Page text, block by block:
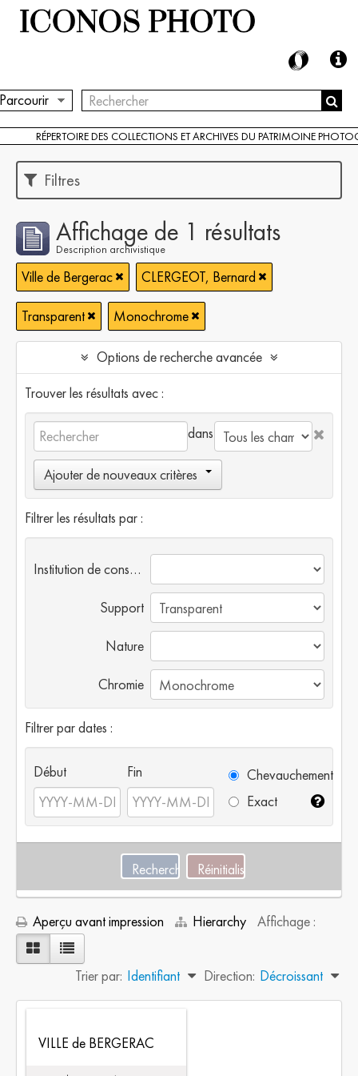
RÉPERTOIRE DES COLLECTIONS ET ARCHIVES DU PATRIMOINE
Filtres
Affichage de 1 résultats
Description archivistique
Ville de Bergerac CLERGEOT, Bernard
Transparent Monochrome
Options de recherche avancée
Trouver les résultats avec :
dans
Ajouter de nouveaux critères
Filtrer les résultats par :
Institution de conservation
Support
Nature
Chromie
Filtrer par dates :
Début Fin
Chevauchement
Exact
Aperçu avant impression Hierarchy Affichage :
Trier par: Identifiant Direction: Décroissant
VILLE de BERGERAC